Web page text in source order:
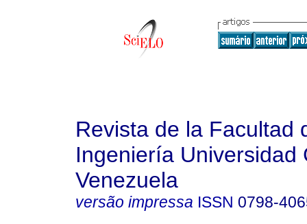
Revista de la Facultad
Ingeniería Universidad
Venezuela
versão impressa ISSN 0798-